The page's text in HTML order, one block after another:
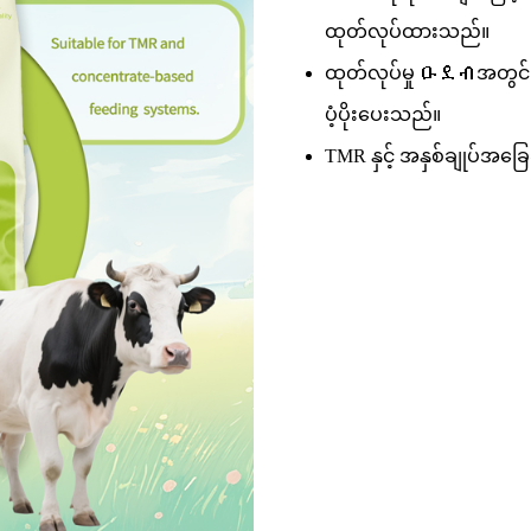
ထုတ်လုပ်ထားသည်။
ထုတ်လုပ်မှု ዑደብအတွင်း
ပံ့ပိုးပေးသည်။
TMR နှင့် အနှစ်ချုပ်အခ